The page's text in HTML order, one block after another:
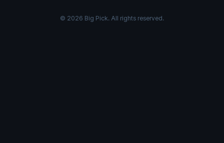
© 2026 Big Pick. All rights reserved.